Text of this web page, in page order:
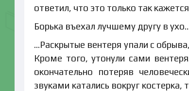
ответил, что это только так
Борька въехал лучшему другу в
…Раскрытые вентеря упали с
Кроме того, утонули сами
окончательно потеряв
звуками катались вокруг